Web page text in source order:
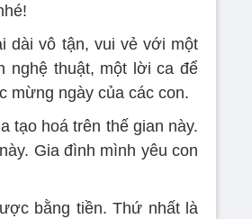
dài vô tận, vui vẻ với một
nghệ thuật, một lời ca để
mừng ngày của các con.
tạo hoá trên thế gian này.
Gia đình mình yêu con
bằng tiền. Thứ nhất là